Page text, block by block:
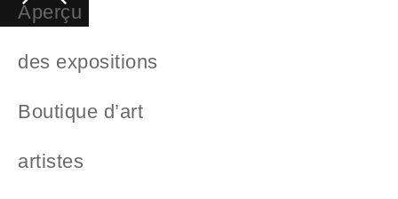
Aperçu
des expositions
Boutique d’art
artistes